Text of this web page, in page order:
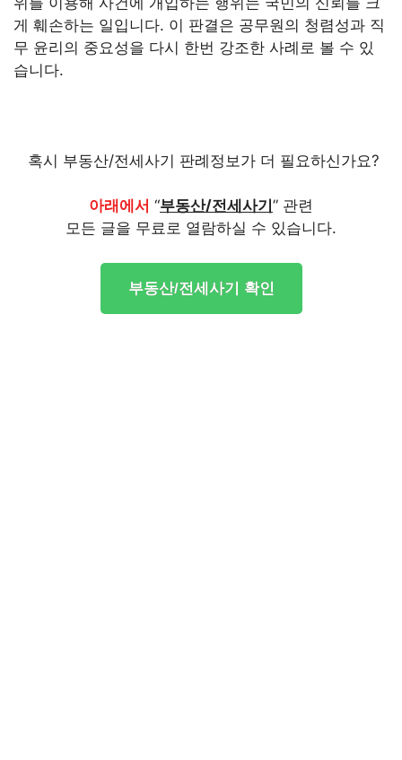
게 훼손하는 일입니다. 이 판결은 공무원의 청렴성과 직
무 윤리의 중요성을 다시 한번 강조한 사례로 볼 수 있
습니다.
혹시 부동산/전세사기 판례정보가 더 필요하신가요?
아래에서 “부동산/전세사기 ” 관련
모든 글을 무료로 열람하실 수 있습니다.
부동산/전세사기 확인